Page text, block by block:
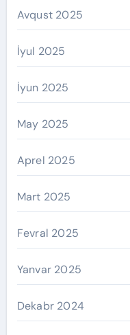
Avqust 2025
İyul 2025
İyun 2025
May 2025
Aprel 2025
Mart 2025
Fevral 2025
Yanvar 2025
Dekabr 2024